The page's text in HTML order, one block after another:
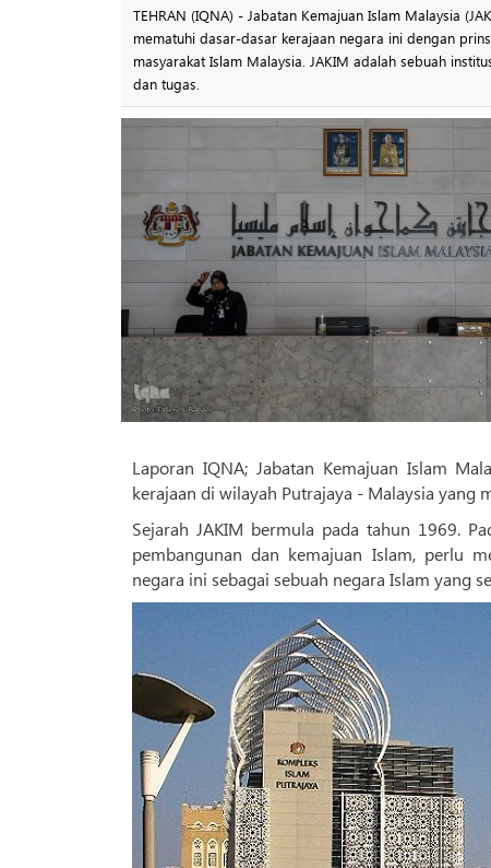
TEHRAN (IQNA) - Jabatan Kemajuan Islam Malaysia
mematuhi dasar-dasar kerajaan negara ini dengan
masyarakat Islam Malaysia. JAKIM adalah sebuah
dan tugas.
Laporan IQNA; Jabatan Kemajuan Islam
kerajaan di wilayah Putrajaya - Malaysia yang
Sejarah JAKIM bermula pada tahun 1969.
pembangunan dan kemajuan Islam, perlu
negara ini sebagai sebuah negara Islam yang